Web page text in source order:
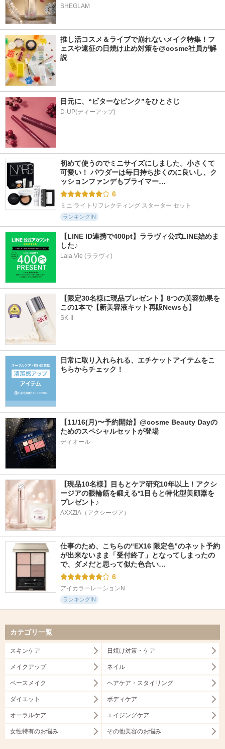
SHEGLAM
推し活コスメ＆ライブで崩れないメイク特集！フ
ェスや遠征の日焼け止め対策を@cosme社員が解
説
目元に、“ビターなピンク”をひとさじ
D-UP(ディーアップ)
初めて使うのでミニサイズにしました。小さくて
可愛い！ パウダーは毎日持ち歩くのに良いし、ク
ッションファンデもプライマー…
6
ミニ ライトリフレクティング スターター セット
ランキングIN
【LINE ID連携で400pt】ララヴィ公式LINE始めま
した♪
Lala Vie (ララヴィ)
【限定30名様に現品プレゼント】8つの美容効果を
この1本で【新美容液キット再販Newsも】
SK-II
日常に取り入れられる、エチケットアイテムをこ
ちらからチェック！
【11/16(月)〜予約開始】@cosme Beauty Dayの
ためのスペシャルセットが登場
ディオール
【現品10名様】目もとケア研究10年以上！アクシ
ージアの眼輪筋を鍛える*1目もと特化型美顔器を
プレゼント♪
AXXZIA（アクシージア）
仕事のため、こちらの“EX16 限定色”のネット予約
が出来ないまま「受付終了」となってしまったの
で、ダメだと思って似た色合い…
6
アイカラーレーションN
ランキングIN
カテゴリ一覧
スキンケア 日焼け対策・ケア
メイクアップ ネイル
ベースメイク ヘアケア・スタイリング
ダイエット ボディケア
オーラルケア エイジングケア
女性特有のお悩み その他美容のお悩み